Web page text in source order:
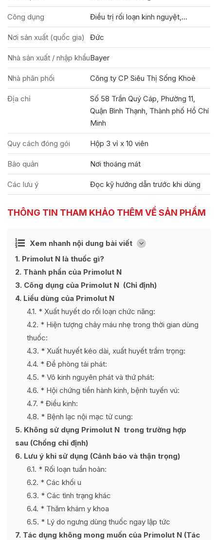
Công dụng Điều trị rối loạn kinh nguyệt,...
Nơi sản xuất (quốc gia) Đức
Nhà sản xuất / nhập khẩuBayer
Nhà phân phối Công ty CP Siêu Thị Sống Khoẻ
Địa chỉ
Số 58 Trần Quý Cáp, Phường 11,
Quận Bình Thạnh, Thành phố Hồ Chí
Minh
Quy cách đóng gói Hộp 3 vỉ x 10 viên
Bảo quản Nơi thoáng mát
Các lưu ý Đọc kỹ hướng dẫn trước khi dùng
THÔNG TIN THAM KHẢO THÊM VỀ SẢN PHẨM
Xem nhanh nội dung bài viết [
Ẩn
1 Primolut N là thuốc gì?
2 Thành phần của Primolut N
3 Công dụng của Primolut N (Chỉ định)
4 Liều dùng của Primolut N
4.1 * Xuất huyết do rối loạn chức năng:
4.2 * Hiện tượng chảy máu nhẹ trong thời gian dùng
thuốc:
4.3 * Xuất huyết kéo dài, xuất huyết trầm trọng:
4.4 * Đề phòng tái phát:
4.5 * Vô kinh nguyên phát và thứ phát:
4.6 * Hội chứng tiền hành kinh, bệnh tuyến vú:
4.7 * Điều kinh:
4.8 * Bệnh lạc nội mạc tử cung:
5 Không sử dụng Primolut N trong trường hợp
sau (Chống chỉ định)
6 Lưu ý khi sử dụng (Cảnh báo và thận trọng)
6.1 * Rối loạn tuần hoàn:
6.2 * Các khối u
6.3 * Các tình trạng khác
6.4 * Thăm khám y khoa
6.5 * Lý do ngưng dùng thuốc ngay lập tức
7 Tác dụng không mong muốn của Primolut N (Tác